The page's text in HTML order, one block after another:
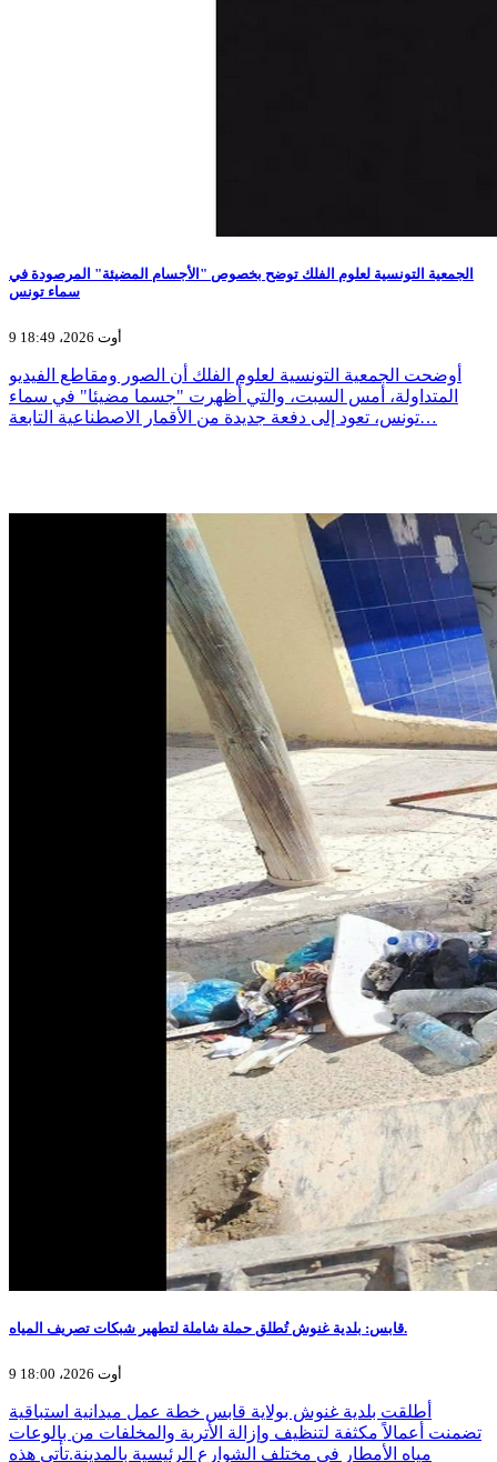
الجمعية التونسية لعلوم الفلك توضح بخصوص "الأجسام المضيئة" المرصودة في
سماء تونس
9 أوت 2026، 18:49
أوضحت الجمعية التونسية لعلوم الفلك أن الصور ومقاطع الفيديو
المتداولة، أمس السبت، والتي أظهرت "جسما مضيئا" في سماء
تونس، تعود إلى دفعة جديدة من الأقمار الاصطناعية التابعة…
قابس: بلدية غنوش تُطلق حملة شاملة لتطهير شبكات تصريف المياه.
9 أوت 2026، 18:00
أطلقت بلدية غنوش بولاية قابس خطة عمل ميدانية استباقية
تضمنت أعمالاً مكثفة لتنظيف وإزالة الأتربة والمخلفات من بالوعات
مياه الأمطار في مختلف الشوارع الرئيسية بالمدينة.تأتي هذه